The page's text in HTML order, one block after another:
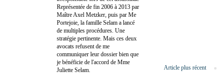
Article plus récent
Représentée de fin 2006 à 2013 par
Maître Axel Metzker, puis par Me
Portejoie, la famille Selam a lancé
de multiples procédures. Une
stratégie pertinente. Mais ces deux
avocats refusent de me
communiquer leur dossier bien que
je bénéficie de l'accord de Mme
Juliette Selam.